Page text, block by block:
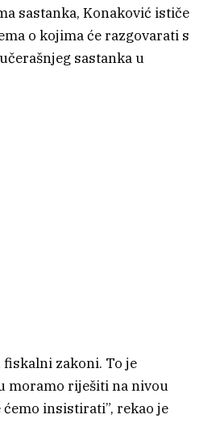
sastanka, Konaković ističe
o kojima će razgovarati s
sastanka u
fiskalni zakoni. To je
moramo riješiti na nivou
insistirati”, rekao je